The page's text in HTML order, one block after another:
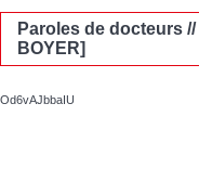
Paroles de docteurs
BOYER]
Od6vAJbbaIU